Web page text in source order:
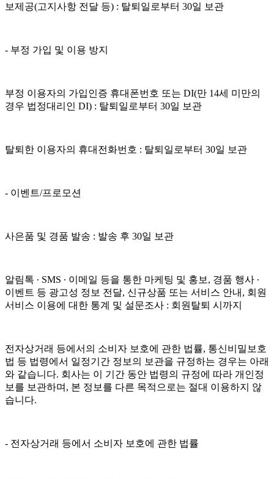
보제공(고지사항 전달 등) : 탈퇴일로부터 30일 보관
- 부정 가입 및 이용 방지
부정 이용자의 가입인증 휴대폰번호 또는 DI(만 14세 미만의
경우 법정대리인 DI) : 탈퇴일로부터 30일 보관
탈퇴한 이용자의 휴대전화번호 : 탈퇴일로부터 30일 보관
- 이벤트/프로모션
사은품 및 경품 발송 : 발송 후 30일 보관
알림톡 ∙ SMS ∙ 이메일 등을 통한 마케팅 및 홍보, 경품 행사 ∙
이벤트 등 광고성 정보 전달, 신규상품 또는 서비스 안내, 회원
서비스 이용에 대한 통계 및 설문조사 : 회원탈퇴 시까지
전자상거래 등에서의 소비자 보호에 관한 법률, 통신비밀보호
법 등 법령에서 일정기간 정보의 보관을 규정하는 경우는 아래
와 같습니다. 회사는 이 기간 동안 법령의 규정에 따라 개인정
보를 보관하며, 본 정보를 다른 목적으로는 절대 이용하지 않
습니다.
- 전자상거래 등에서 소비자 보호에 관한 법률